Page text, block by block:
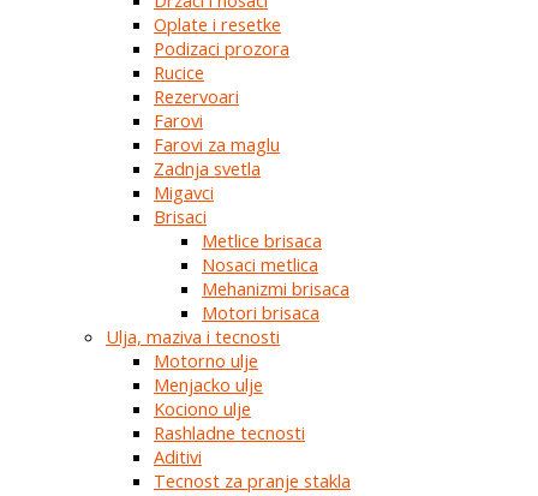
Oplate i resetke
Podizaci prozora
Rucice
Rezervoari
Farovi
Farovi za maglu
Zadnja svetla
Migavci
Brisaci
Metlice brisaca
Nosaci metlica
Mehanizmi brisaca
Motori brisaca
Ulja, maziva i tecnosti
Motorno ulje
Menjacko ulje
Kociono ulje
Rashladne tecnosti
Aditivi
Tecnost za pranje stakla